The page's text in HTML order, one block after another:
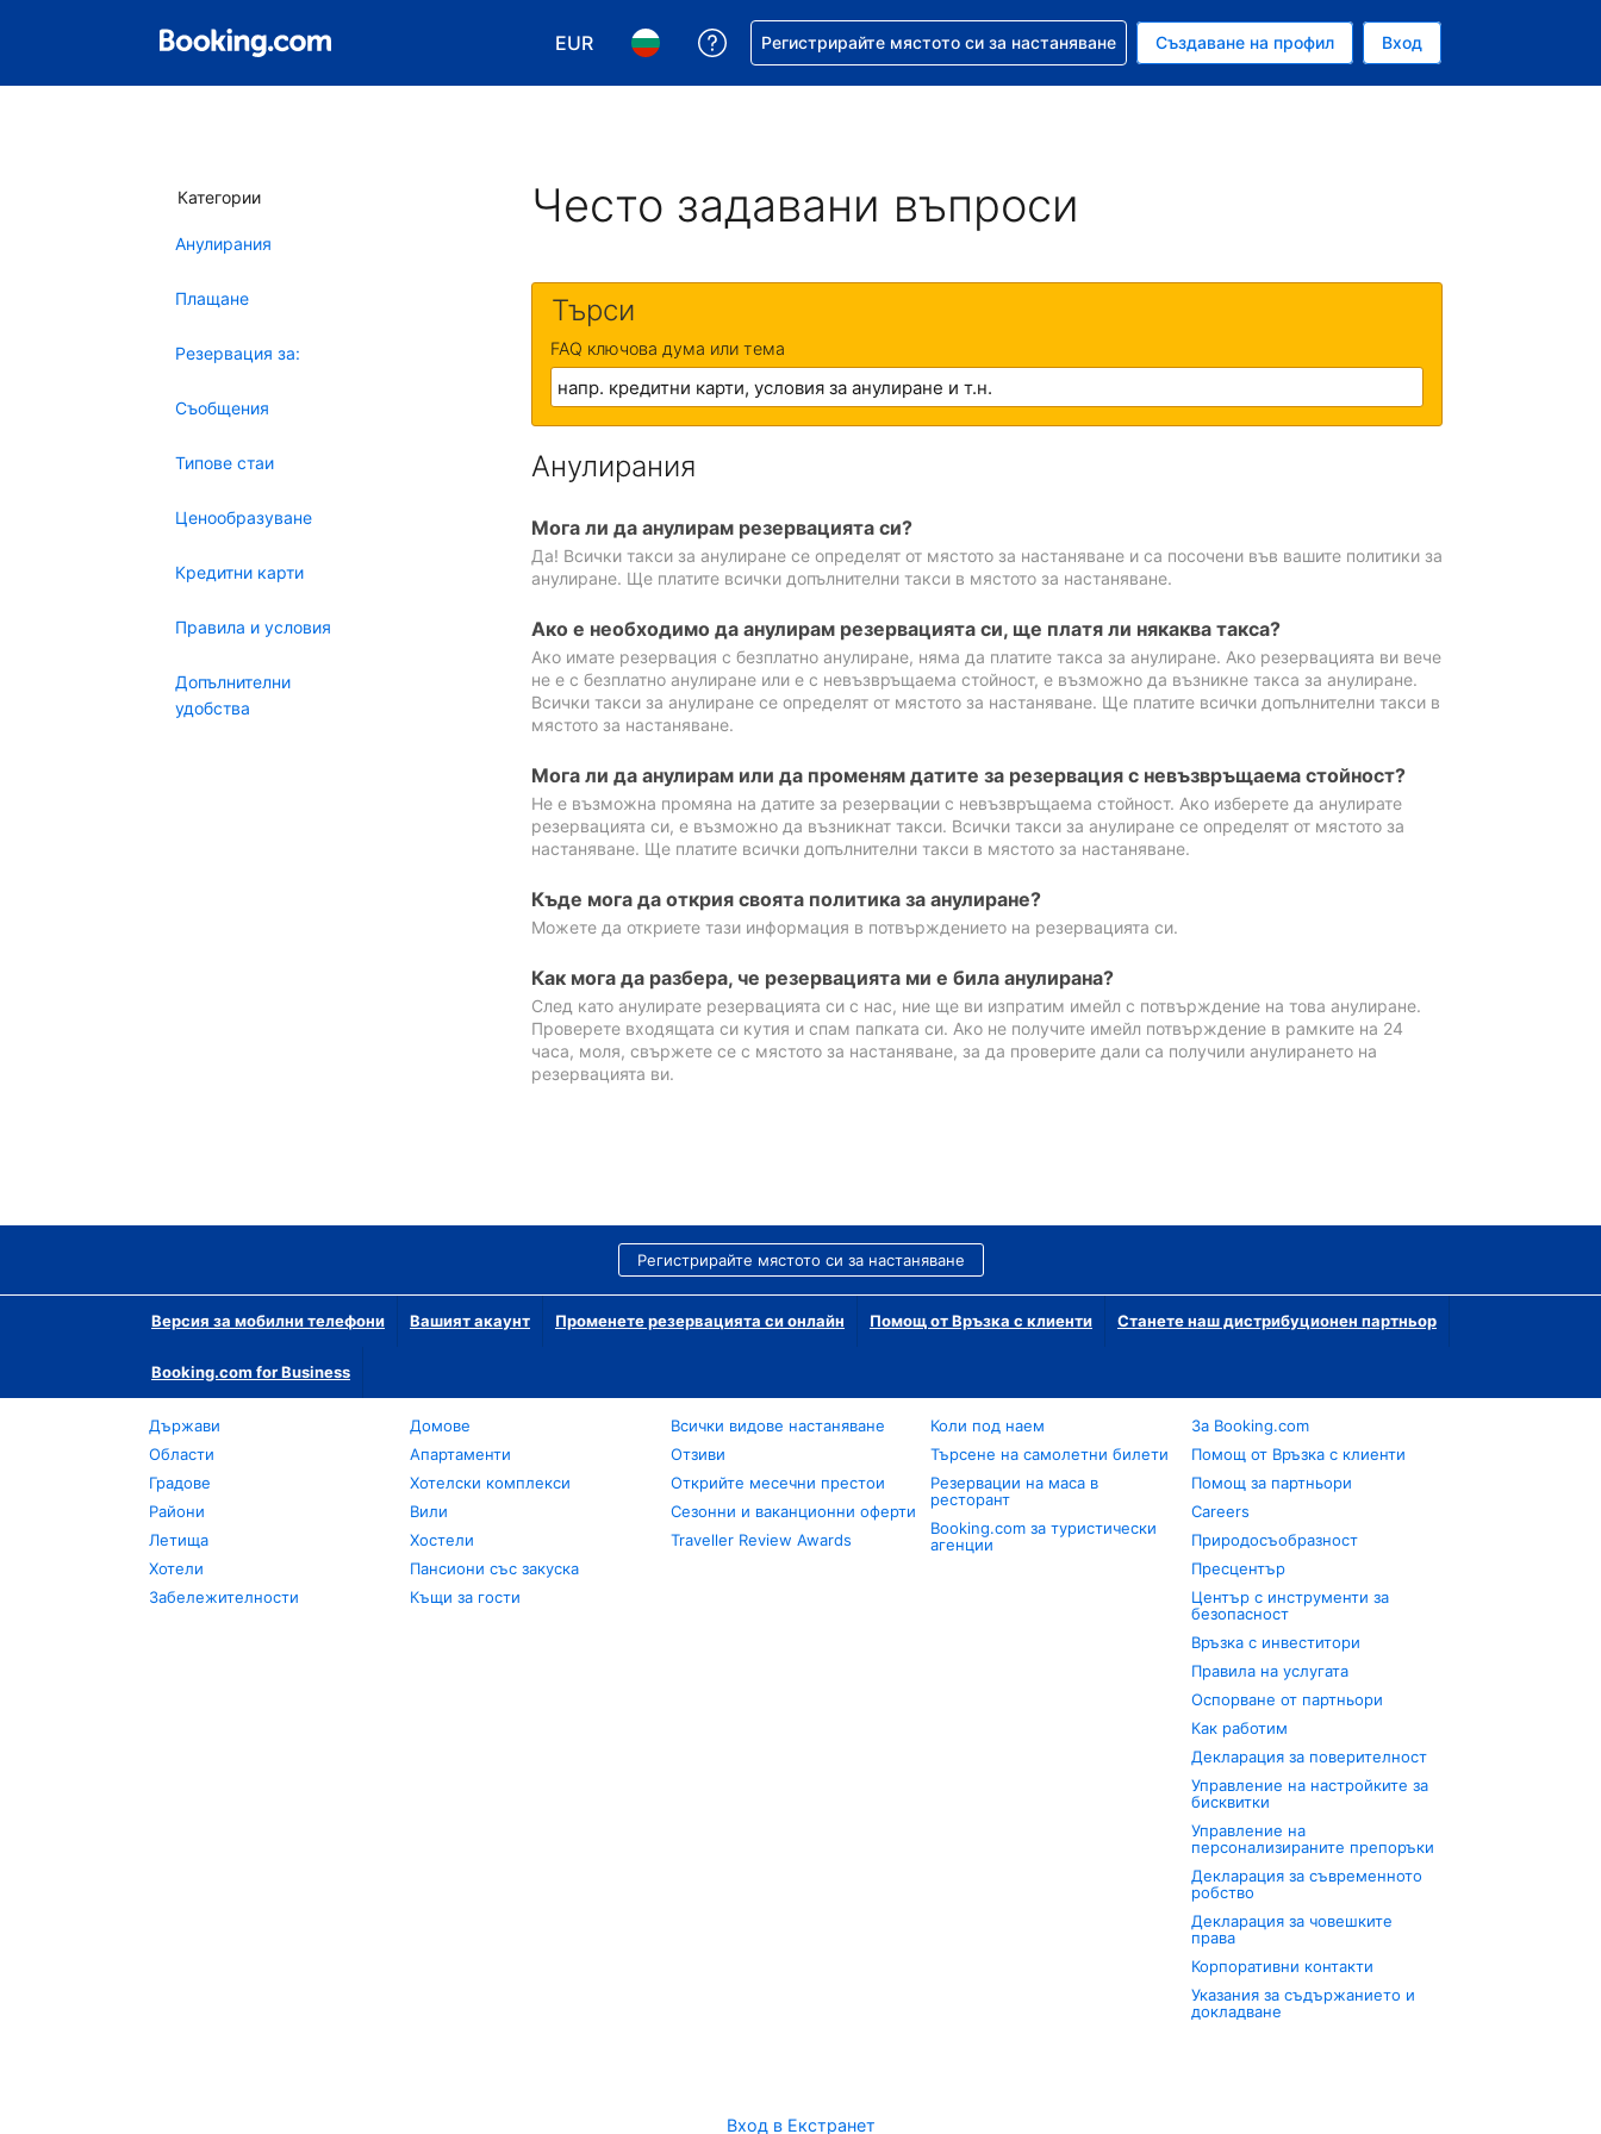
EUR
Избор на валута. Избрана валута - Евро
Избор на език. Избран език - Български
Помощ с резервацията ви
Регистрирайте мястото си за настаняване Създаване на профил Вход
Категории
Анулирания
Плащане
Резервация за:
Съобщения
Типове стаи
Ценообразуване
Кредитни карти
Правила и условия
Допълнителни
удобства
Често задавани въпроси
Търси
FAQ ключова дума или тема
Анулирания
Мога ли да анулирам резервацията си?
Да! Всички такси за анулиране се определят от мястото за настаняване и са посочени във вашите политики за
анулиране. Ще платите всички допълнителни такси в мястото за настаняване.
Ако е необходимо да анулирам резервацията си, ще платя ли някаква такса?
Ако имате резервация с безплатно анулиране, няма да платите такса за анулиране. Ако резервацията ви вече
не е с безплатно анулиране или е с невъзвръщаема стойност, е възможно да възникне такса за анулиране.
Всички такси за анулиране се определят от мястото за настаняване. Ще платите всички допълнителни такси в
мястото за настаняване.
Мога ли да анулирам или да променям датите за резервация с невъзвръщаема стойност?
Не е възможна промяна на датите за резервации с невъзвръщаема стойност. Ако изберете да анулирате
резервацията си, е възможно да възникнат такси. Всички такси за анулиране се определят от мястото за
настаняване. Ще платите всички допълнителни такси в мястото за настаняване.
Къде мога да открия своята политика за анулиране?
Можете да откриете тази информация в потвърждението на резервацията си.
Как мога да разбера, че резервацията ми е била анулирана?
След като анулирате резервацията си с нас, ние ще ви изпратим имейл с потвърждение на това анулиране.
Проверете входящата си кутия и спам папката си. Ако не получите имейл потвърждение в рамките на 24
часа, моля, свържете се с мястото за настаняване, за да проверите дали са получили анулирането на
резервацията ви.
Регистрирайте мястото си за настаняване
Версия за мобилни телефони Вашият акаунт Променете резервацията си онлайн Помощ от Връзка с клиенти Станете наш дистрибуционен партньор
Booking.com for Business
Държави
Области
Градове
Райони
Летища
Хотели
Забележителности
Домове
Апартаменти
Хотелски комплекси
Вили
Хостели
Пансиони със закуска
Къщи за гости
Всички видове настаняване
Отзиви
Открийте месечни престои
Сезонни и ваканционни оферти
Traveller Review Awards
Коли под наем
Търсене на самолетни билети
Резервации на маса в
ресторант
Booking.com за туристически
агенции
За Booking.com
Помощ от Връзка с клиенти
Помощ за партньори
Careers
Природосъобразност
Пресцентър
Център с инструменти за
безопасност
Връзка с инвеститори
Правила на услугата
Оспорване от партньори
Как работим
Декларация за поверителност
Управление на настройките за
бисквитки
Управление на
персонализираните препоръки
Декларация за съвременното
робство
Декларация за човешките
права
Корпоративни контакти
Указания за съдържанието и
докладване
Вход в Екстранет